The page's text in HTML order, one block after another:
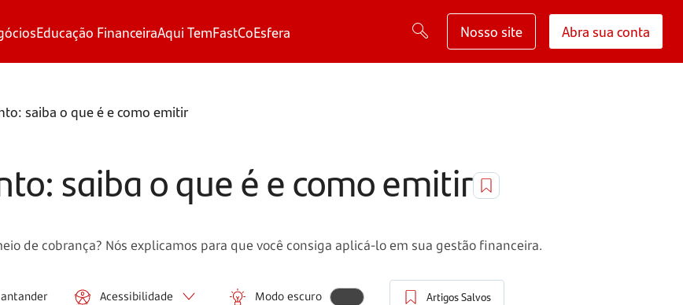
Educação FinanceiraAqui TemFastCoEsfera Nosso site Abra sua conta
saiba o que é e como emitir
saiba o que é e como emitir
de cobrança? Nós explicamos para que você consiga aplicá-lo em sua gestão financeira.
Acessibilidade Modo escuro Artigos Salvos